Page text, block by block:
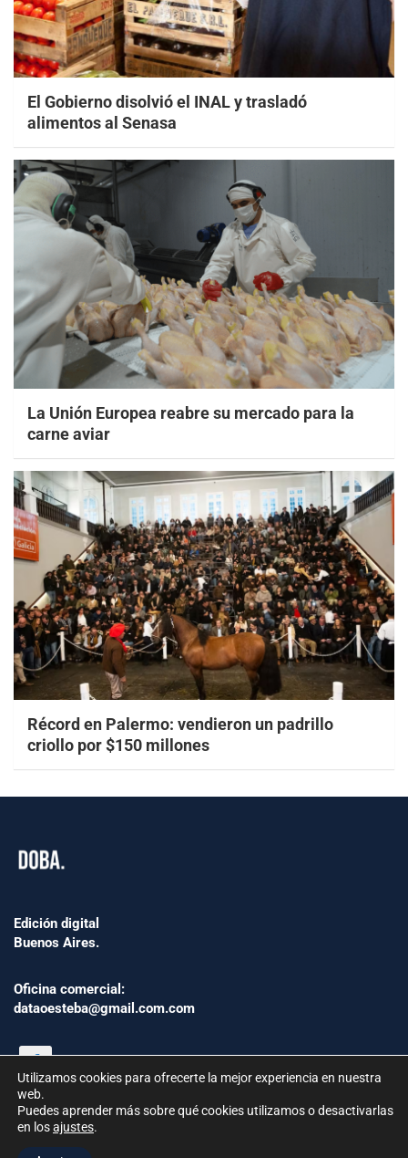
El Gobierno disolvió el INAL y trasladó
alimentos al Senasa
La Unión Europea reabre su mercado para la
carne aviar
Récord en Palermo: vendieron un padrillo
criollo por $150 millones
Edición digital
Buenos Aires.
Oficina comercial:
dataoesteba@gmail.com.com
Utilizamos cookies para ofrecerte la mejor experiencia en nuestra
web.
Puedes aprender más sobre qué cookies utilizamos o desactivarlas
en losajustes.